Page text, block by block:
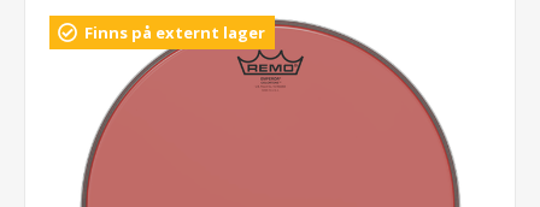
Finns på externt lager